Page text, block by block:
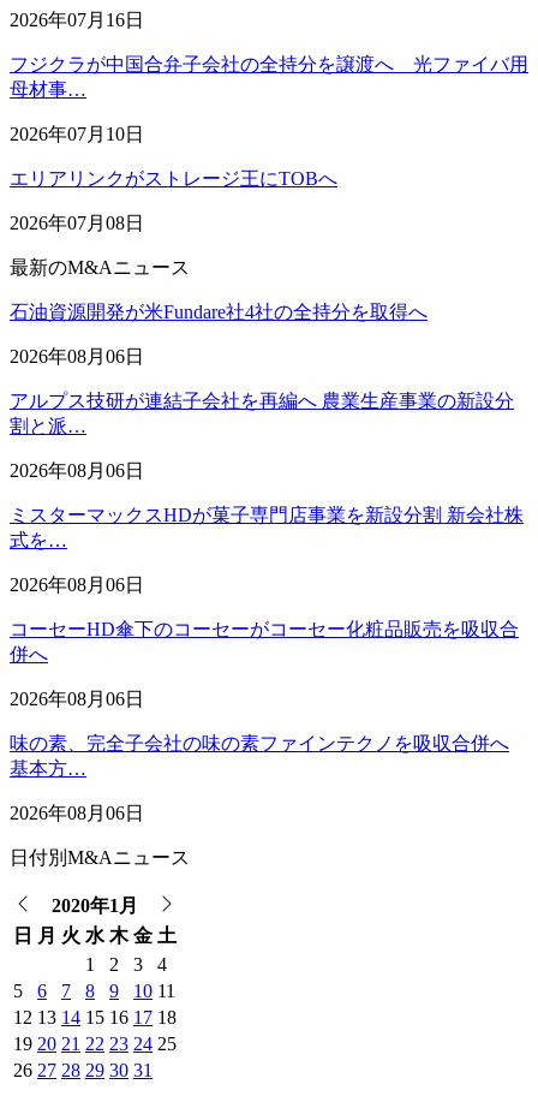
2026年07月16日
フジクラが中国合弁子会社の全持分を譲渡へ 光ファイバ用
母材事…
2026年07月10日
エリアリンクがストレージ王にTOBへ
2026年07月08日
最新のM&Aニュース
石油資源開発が米Fundare社4社の全持分を取得へ
2026年08月06日
アルプス技研が連結子会社を再編へ 農業生産事業の新設分
割と派…
2026年08月06日
ミスターマックスHDが菓子専門店事業を新設分割 新会社株
式を…
2026年08月06日
コーセーHD傘下のコーセーがコーセー化粧品販売を吸収合
併へ
2026年08月06日
味の素、完全子会社の味の素ファインテクノを吸収合併へ
基本方…
2026年08月06日
日付別M&Aニュース
2020年1月
日
月 火 水 木 金 土
1
2 3
4
5
6 7 8 9 10 11
12 13 14 15 16 17 18
19 20 21 22 23 24 25
26 27 28 29 30 31